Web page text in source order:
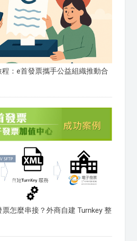
：e首發票攜手公益組織推動合
票怎麼串接？外商自建 Turnkey 整